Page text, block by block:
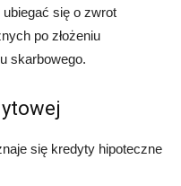
ubiegać się o zwrot
po złożeniu
skarbowego.
się kredyty hipoteczne